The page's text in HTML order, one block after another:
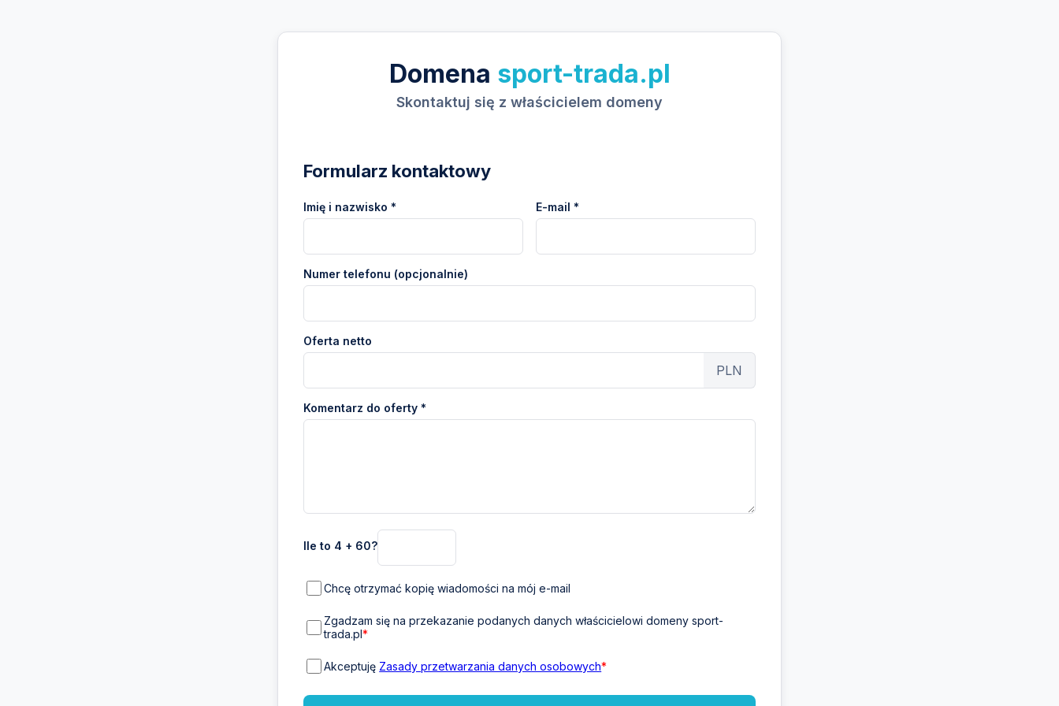
Domena sport-trada.pl
Skontaktuj się z właścicielem domeny
Formularz kontaktowy
Imię i nazwisko * E-mail *
Numer telefonu (opcjonalnie)
Oferta netto
PLN
Komentarz do oferty *
Ile to 4 + 60?
Chcę otrzymać kopię wiadomości na mój e-mail
Zgadzam się na przekazanie podanych danych właścicielowi domeny sport-
trada.pl*
Akceptuję Zasady przetwarzania danych osobowych*